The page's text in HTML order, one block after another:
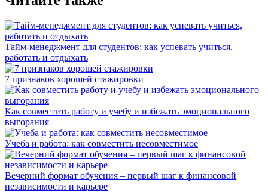
Тайм-менеджмент для студентов: как успевать учиться,
работать и отдыхать
7 признаков хорошей стажировки
Как совместить работу и учебу и избежать эмоционального
выгорания
Учеба и работа: как совместить несовместимое
Вечерний формат обучения – первый шаг к финансовой
независимости и карьере